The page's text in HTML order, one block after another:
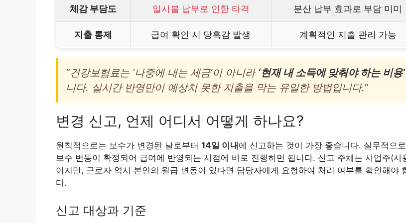
체감 부담도 일시불 납부로 인한 타격 분산 납부 효과로 부담 미미
지출 통제 급여 확인 시 당혹감 발생 계획적인 지출 관리 가능
“건강보험료는 ‘나중에 내는 세금’이 아니라 ‘현재 내 소득에 맞춰야 하는 비용’
니다. 실시간 반영만이 예상치 못한 지출을 막는 유일한 방법입니다.”
변경 신고, 언제 어디서 어떻게 하나요?
원칙적으로는 보수가 변경된 날로부터 14일 이내에 신고하는 것이 가장 좋습니다. 실무적으
보수 변동이 확정되어 급여에 반영되는 시점에 바로 진행하면 됩니다. 신고 주체는 사업주(사
이지만, 근로자 역시 본인의 월급 변동이 있다면 담당자에게 요청하여 처리 여부를 확인해야
다.
신고 대상과 기준